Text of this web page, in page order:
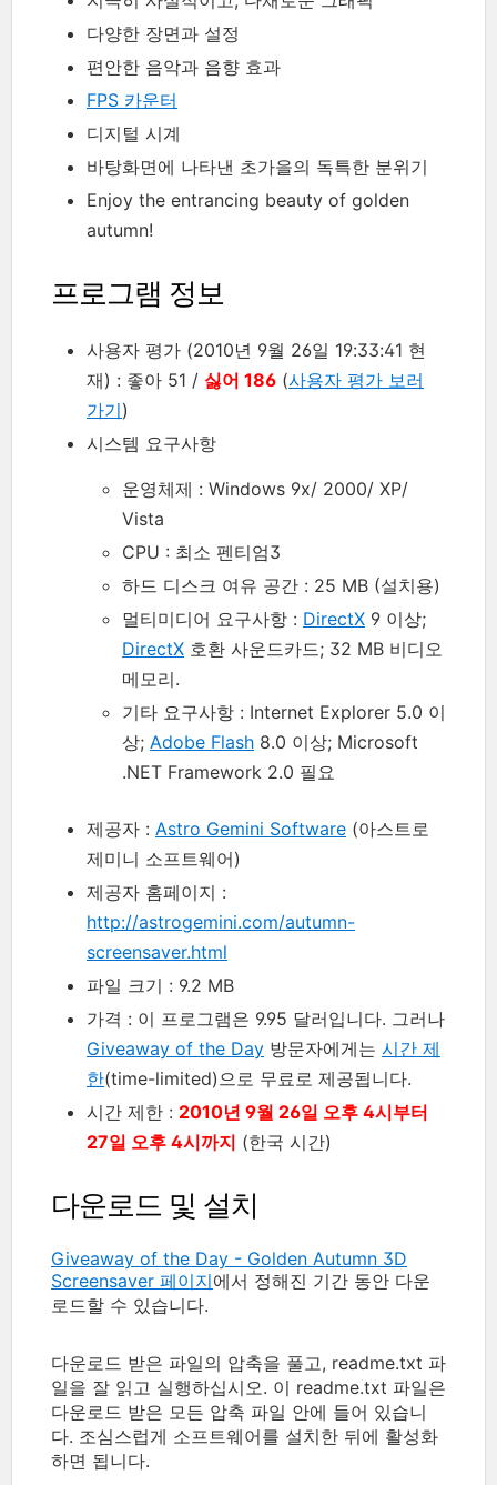
다양한 장면과 설정
편안한 음악과 음향 효과
FPS 카운터
디지털 시계
바탕화면에 나타낸 초가을의 독특한 분위기
Enjoy the entrancing beauty of golden
autumn!
프로그램 정보
사용자 평가 (2010년 9월 26일 19:33:41 현
재) : 좋아 51 / 싫어 186 (사용자 평가 보러
가기)
시스템 요구사항
운영체제 : Windows 9x/ 2000/ XP/
Vista
CPU : 최소 펜티엄3
하드 디스크 여유 공간 : 25 MB (설치용)
멀티미디어 요구사항 : DirectX 9 이상;
DirectX 호환 사운드카드; 32 MB 비디오
메모리.
기타 요구사항 : Internet Explorer 5.0 이
상; Adobe Flash 8.0 이상; Microsoft
.NET Framework 2.0 필요
제공자 : Astro Gemini Software (아스트로
제미니 소프트웨어)
제공자 홈페이지 :
http://astrogemini.com/autumn-
screensaver.html
파일 크기 : 9.2 MB
가격 : 이 프로그램은 9.95 달러입니다. 그러나
Giveaway of the Day 방문자에게는 시간 제
한(time-limited)으로 무료로 제공됩니다.
시간 제한 : 2010년 9월 26일 오후 4시부터
27일 오후 4시까지 (한국 시간)
다운로드 및 설치
Giveaway of the Day - Golden Autumn 3D
Screensaver 페이지에서 정해진 기간 동안 다운
로드할 수 있습니다.
다운로드 받은 파일의 압축을 풀고, readme.txt 파
일을 잘 읽고 실행하십시오. 이 readme.txt 파일은
다운로드 받은 모든 압축 파일 안에 들어 있습니
다. 조심스럽게 소프트웨어를 설치한 뒤에 활성화
하면 됩니다.